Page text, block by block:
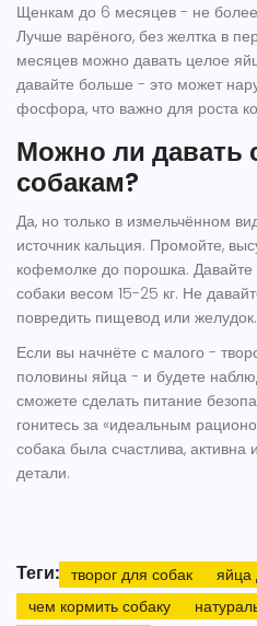
Щенкам до 6 месяцев - не
Лучше варёного, без желтка в
месяцев можно давать целое
давайте больше - это может
фосфора, что важно для роста
Можно ли давать
собакам?
Да, но только в измельчённом
источник кальция. Промойте,
кофемолке до порошка.
собаки весом 15-25 кг. Не
повредить пищевод или желудок.
Если вы начнёте с малого -
половины яйца - и будете
сможете сделать питание
гонитесь за «идеальным
собака была счастлива,
детали.
Теги: творог для собак
яйца
чем кормить собаку